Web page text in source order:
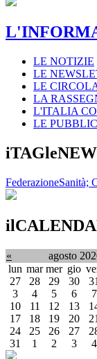
LE NOTIZIE
LE
LE
LA
L'ITALIA
LE
FederazioneSanità;
« agosto
lun mar mer gio
27
28 29 30 31
3
4 5 6 7
10
11 12 13
17
18 19 20 21
24
25 26 27
31
1 2 3 4